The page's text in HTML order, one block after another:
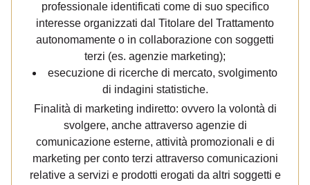
professionale identificati come di suo specifico
interesse organizzati dal Titolare del Trattamento
autonomamente o in collaborazione con soggetti
terzi (es. agenzie marketing);
esecuzione di ricerche di mercato, svolgimento
di indagini statistiche.
Finalità di marketing indiretto: ovvero la volontà di
svolgere, anche attraverso agenzie di
comunicazione esterne, attività promozionali e di
marketing per conto terzi attraverso comunicazioni
relative a servizi e prodotti erogati da altri soggetti e